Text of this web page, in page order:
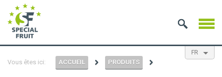
FR
Vous êtes ici: ACCUEIL PRODUITS